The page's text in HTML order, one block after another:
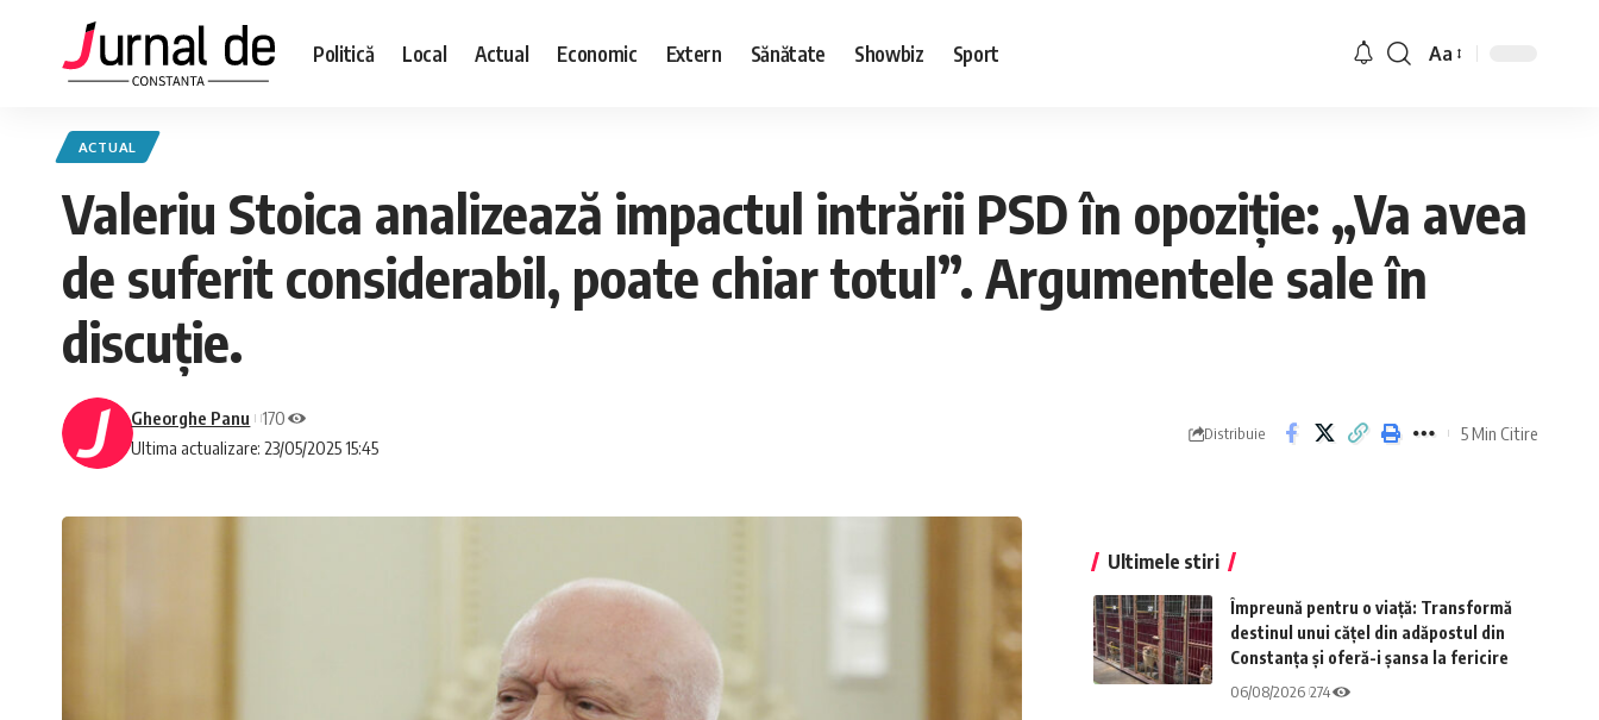
Politică Local Actual Economic Extern Sănătate Showbiz Sport Aa
ACTUAL
Valeriu Stoica analizează impactul intrării PSD în opoziție: „Va avea
de suferit considerabil, poate chiar totul”. Argumentele sale în
discuție.
Ultima actualizare: 23/05/2025 15:45
Gheorghe Panu 170
Distribuie 5 Min Citire
Ultimele stiri
Împreună pentru o viață: Transformă
destinul unui cățel din adăpostul din
Constanța și oferă-i șansa la fericire
06/08/2026 274